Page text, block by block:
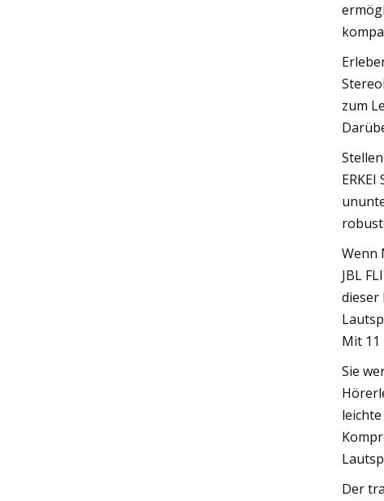
zum
Wenn
JBL
dieser
Mit 11
Sie
Der